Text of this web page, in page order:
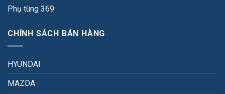
Phụ tùng 369
CHÍNH SÁCH BÁN HÀNG
HYUNDAI
MAZDA